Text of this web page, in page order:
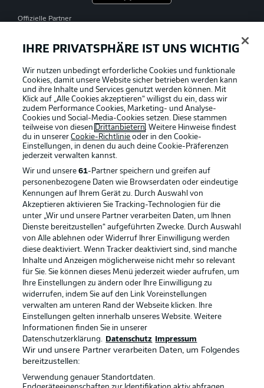
Offizielle Partner
Rechtliche Hinweise Voreinstellungen verwalten
Datenschutz Nutzungsbedingungen
Broadcaster Kontakt
Jobs Impressum
Partner Spieler
Liveticker
IHRE PRIVATSPHÄRE IST UNS WICHTIG
Wir nutzen unbedingt erforderliche Cookies und funktionale
Cookies, damit unsere Website sicher betrieben werden kann
und ihre Inhalte und Services genutzt werden können. Mit
Klick auf „Alle Cookies akzeptieren“ willigst du ein, dass wir
zudem Performance Cookies, Marketing- und Analyse-
Cookies und Social-Media-Cookies setzen. Diese stammen
teilweise von diesen Drittanbietern. Weitere Hinweise findest
du in unsererCookie-Richtlinie oder in den Cookie-
Einstellungen, in denen du auch deine Cookie-Präferenzen
jederzeit verwalten kannst.
Wir und unsere61-Partner speichern und greifen auf
personenbezogene Daten wie Browserdaten oder eindeutige
Kennungen auf Ihrem Gerät zu. Durch Auswahl von
Akzeptieren aktivieren Sie Tracking-Technologien für die
unter „Wir und unsere Partner verarbeiten Daten, um Ihnen
Dienste bereitzustellen“ aufgeführten Zwecke. Durch Auswahl
von Alle ablehnen oder Widerruf Ihrer Einwilligung werden
diese deaktiviert. Wenn Tracker deaktiviert sind, sind manche
Inhalte und Anzeigen möglicherweise nicht mehr so relevant
für Sie. Sie können dieses Menü jederzeit wieder aufrufen, um
Ihre Einstellungen zu ändern oder Ihre Einwilligung zu
widerrufen, indem Sie auf den Link Voreinstellungen
verwalten am unteren Rand der Webseite klicken. Ihre
Einstellungen gelten innerhalb unseres Website. Weitere
Informationen finden Sie in unserer
Datenschutzerklärung.
Datenschutz Impressum
Wir und unsere Partner verarbeiten Daten, um Folgendes
bereitzustellen:
Verwendung genauer Standortdaten.